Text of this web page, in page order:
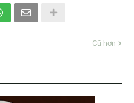
Cũ hơn